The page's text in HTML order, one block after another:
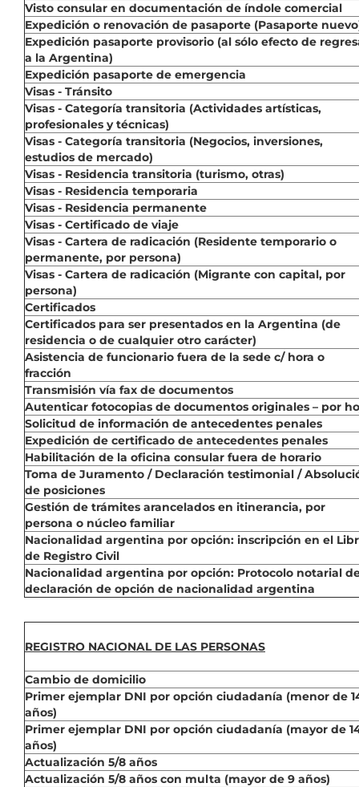
Visto consular en documentación de índole comercial
Expedición o renovación de pasaporte (Pasaporte
Expedición pasaporte provisorio (al sólo efecto de
a la Argentina)
Expedición pasaporte de emergencia
Visas - Tránsito
Visas - Categoría transitoria (Actividades artísticas,
profesionales y técnicas)
Visas - Categoría transitoria (Negocios, inversiones,
estudios de mercado)
Visas - Residencia transitoria (turismo, otras)
Visas - Residencia temporaria
Visas - Residencia permanente
Visas - Certificado de viaje
Visas - Cartera de radicación (Residente temporario o
permanente, por persona)
Visas - Cartera de radicación (Migrante con capital, por
persona)
Certificados
Certificados para ser presentados en la Argentina (de
residencia o de cualquier otro carácter)
Asistencia de funcionario fuera de la sede c/ hora o
fracción
Transmisión vía fax de documentos
Autenticar fotocopias de documentos originales – por
Solicitud de información de antecedentes penales
Expedición de certificado de antecedentes penales
Habilitación de la oficina consular fuera de horario
Toma de Juramento / Declaración testimonial /
de posiciones
Gestión de trámites arancelados en itinerancia, por
persona o núcleo familiar
Nacionalidad argentina por opción: inscripción en el
de Registro Civil
Nacionalidad argentina por opción: Protocolo notarial
declaración de opción de nacionalidad argentina
REGISTRO NACIONAL DE LAS PERSONAS
Cambio de domicilio
Primer ejemplar DNI por opción ciudadanía (menor de
años)
Primer ejemplar DNI por opción ciudadanía (mayor de
años)
Actualización 5/8 años
Actualización 5/8 años con multa (mayor de 9 años)